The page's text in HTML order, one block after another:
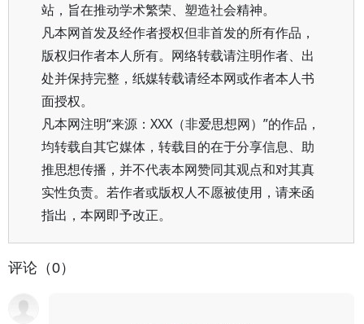
站，旨在推动学术繁荣、塑造社会精神。
凡本网首发及经作者授权但非首发的所有作品，
版权归作者本人所有。网络转载请注明作者、出
处并保持完整，纸媒转载请经本网或作者本人书
面授权。
凡本网注明“来源：XXX（非爱思想网）”的作品，
均转载自其它媒体，转载目的在于分享信息、助
推思想传播，并不代表本网赞同其观点和对其真
实性负责。若作者或版权人不愿被使用，请来函
指出，本网即予改正。
评论（0）